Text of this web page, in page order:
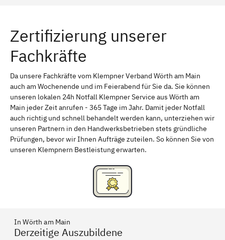
Erlangen Bamberg
Bayreuth
Schweinfurt Passau
Freising Rudelsdorf, Mittelfranken
Zertifizierung unserer
Fachkräfte
Da unsere Fachkräfte vom Klempner Verband Wörth am Main
auch am Wochenende und im Feierabend für Sie da. Sie können
unseren lokalen 24h Notfall Klempner Service aus Wörth am
Main jeder Zeit anrufen - 365 Tage im Jahr. Damit jeder Notfall
auch richtig und schnell behandelt werden kann, unterziehen wir
unseren Partnern in den Handwerksbetrieben stets gründliche
Prüfungen, bevor wir Ihnen Aufträge zuteilen. So können Sie von
unseren Klempnern Bestleistung erwarten.
In Wörth am Main
Derzeitige Auszubildene